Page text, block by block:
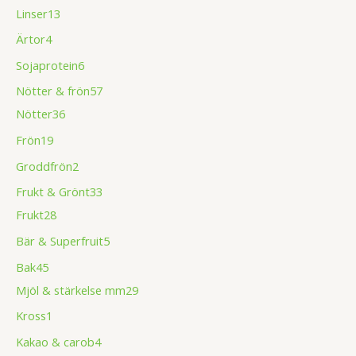
Linser13
Ärtor4
Sojaprotein6
Nötter & frön57
Nötter36
Frön19
Groddfrön2
Frukt & Grönt33
Frukt28
Bär & Superfruit5
Bak45
Mjöl & stärkelse mm29
Kross1
Kakao & carob4